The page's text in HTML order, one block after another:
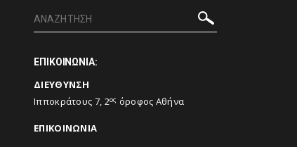
ΕΠΙΚΟΙΝΩΝΙΑ:
ΔΙΕΥΘΥΝΣΗ
Ιπποκράτους 7, 2ος όροφος Αθήνα
ΕΠΙΚΟΙΝΩΝΙΑ